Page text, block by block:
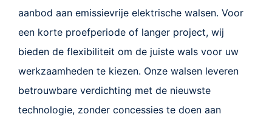
aanbod aan emissievrije elektrische walsen. Voor
een korte proefperiode of langer project, wij
bieden de flexibiliteit om de juiste wals voor uw
werkzaamheden te kiezen. Onze walsen leveren
betrouwbare verdichting met de nieuwste
technologie, zonder concessies te doen aan